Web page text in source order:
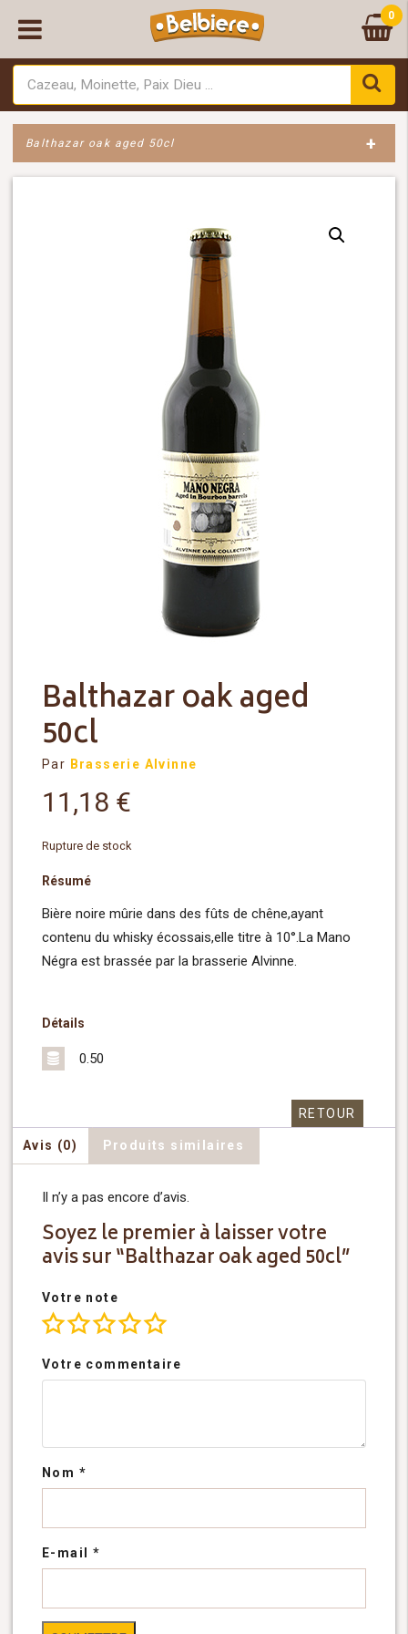
0
Balthazar oak aged 50cl +
Balthazar oak aged
50cl
Par Brasserie Alvinne
11,18 €
Rupture de stock
Résumé
Bière noire mûrie dans des fûts de chêne,ayant
contenu du whisky écossais,elle titre à 10°.La Mano
Négra est brassée par la brasserie Alvinne.
Détails
0.50
RETOUR
Avis (0) Produits similaires
Il n’y a pas encore d’avis.
Soyez le premier à laisser votre
avis sur “Balthazar oak aged 50cl”
Votre note
Votre commentaire
Nom *
E-mail *